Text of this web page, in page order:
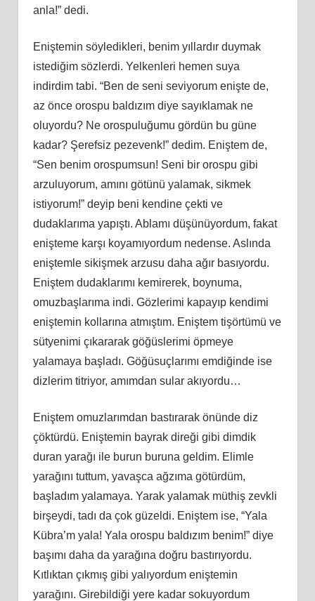
anla!” dedi.
Eniştemin söyledikleri, benim yıllardır duymak
istediğim sözlerdi. Yelkenleri hemen suya
indirdim tabi. “Ben de seni seviyorum enişte de,
az önce orospu baldızım diye sayıklamak ne
oluyordu? Ne orospuluğumu gördün bu güne
kadar? Şerefsiz pezevenk!” dedim. Eniştem de,
“Sen benim orospumsun! Seni bir orospu gibi
arzuluyorum, amını götünü yalamak, sikmek
istiyorum!” deyip beni kendine çekti ve
dudaklarıma yapıştı. Ablamı düşünüyordum, fakat
enişteme karşı koyamıyordum nedense. Aslında
eniştemle sikişmek arzusu daha ağır basıyordu.
Eniştem dudaklarımı kemirerek, boynuma,
omuzbaşlarıma indi. Gözlerimi kapayıp kendimi
eniştemin kollarına atmıştım. Eniştem tişörtümü ve
sütyenimi çıkararak göğüslerimi öpmeye
yalamaya başladı. Göğüsuçlarımı emdiğinde ise
dizlerim titriyor, amımdan sular akıyordu…
Eniştem omuzlarımdan bastırarak önünde diz
çöktürdü. Eniştemin bayrak direği gibi dimdik
duran yarağı ile burun buruna geldim. Elimle
yarağını tuttum, yavaşca ağzıma götürdüm,
başladım yalamaya. Yarak yalamak müthiş zevkli
birşeydi, tadı da çok güzeldi. Eniştem ise, “Yala
Kübra’m yala! Yala orospu baldızım benim!” diye
başımı daha da yarağına doğru bastırıyordu.
Kıtlıktan çıkmış gibi yalıyordum eniştemin
yarağını. Girebildiği yere kadar sokuyordum